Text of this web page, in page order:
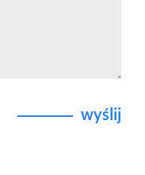
wyślij